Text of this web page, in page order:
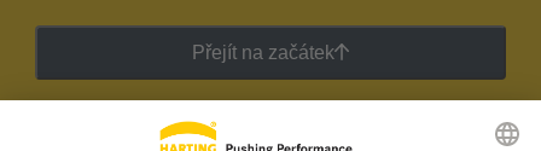
Přejít na začátek